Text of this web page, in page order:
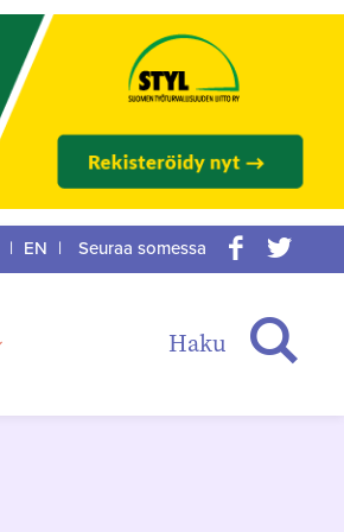
Haku
| EN |
Seuraa somessa